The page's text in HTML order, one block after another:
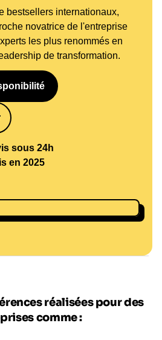
bestsellers internationaux,
novatrice de l'entreprise
les plus renommés en
de transformation.
sous 24h
en 2025
Entertainment
réalisées pour des
comme :